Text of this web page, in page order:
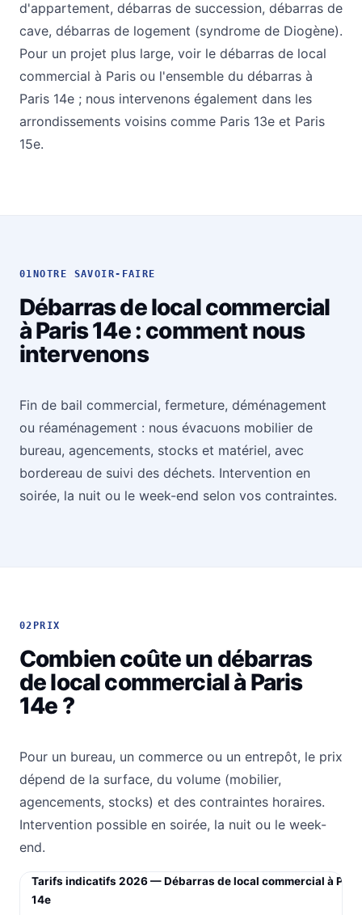
d'appartement, débarras de succession, débarras de
cave, débarras de logement (syndrome de Diogène).
Pour un projet plus large, voir le débarras de local
commercial à Paris ou l'ensemble du débarras à
Paris 14e ; nous intervenons également dans les
arrondissements voisins comme Paris 13e et Paris
15e.
01 NOTRE SAVOIR-FAIRE
Débarras de local commercial
à Paris 14e : comment nous
intervenons
Fin de bail commercial, fermeture, déménagement
ou réaménagement : nous évacuons mobilier de
bureau, agencements, stocks et matériel, avec
bordereau de suivi des déchets. Intervention en
soirée, la nuit ou le week-end selon vos contraintes.
02 PRIX
Combien coûte un débarras
de local commercial à Paris
14e ?
Pour un bureau, un commerce ou un entrepôt, le prix
dépend de la surface, du volume (mobilier,
agencements, stocks) et des contraintes horaires.
Intervention possible en soirée, la nuit ou le week-
end.
Tarifs indicatifs 2026 — Débarras de local commercial à
14e